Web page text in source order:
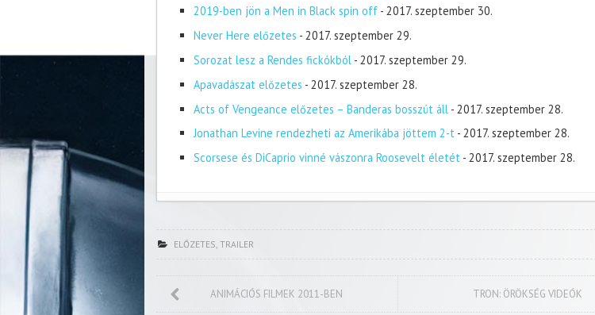
2019-ben jön a Men in Black spin off - 2017. szeptember 30.
Never Here előzetes - 2017. szeptember 29.
Sorozat lesz a Rendes fickókból - 2017. szeptember 29.
Apavadászat előzetes - 2017. szeptember 28.
Acts of Vengeance előzetes – Banderas bosszút áll - 2017. szeptember 28.
Jonathan Levine rendezheti az Amerikába jöttem 2-t - 2017. szeptember 28.
Scorsese és DiCaprio vinné vászonra Roosevelt életét - 2017. szeptember 28.
ELŐZETES, TRAILER
ANIMÁCIÓS FILMEK 2011-BEN TRON: ÖRÖKSÉG VIDEÓK